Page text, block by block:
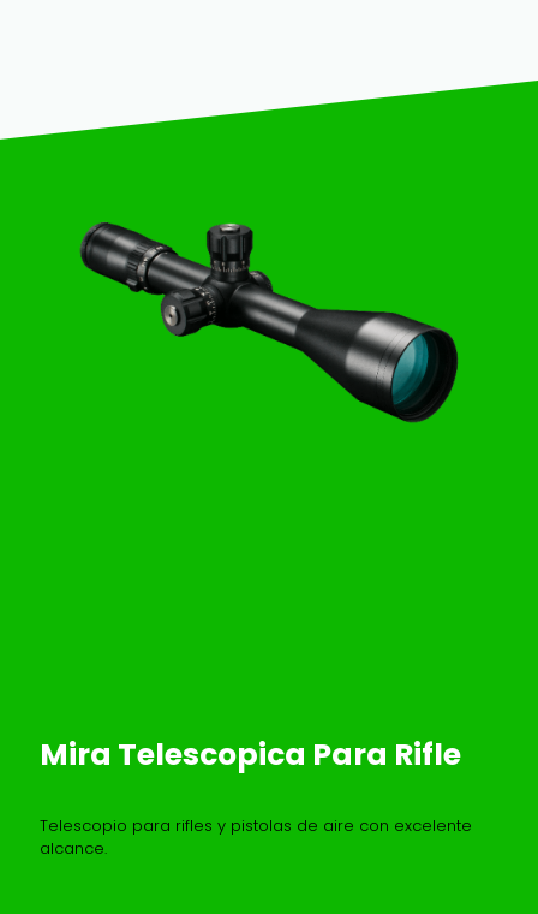
Mira Telescopica Para Rifle
Telescopio para rifles y pistolas de aire con excelente
alcance.